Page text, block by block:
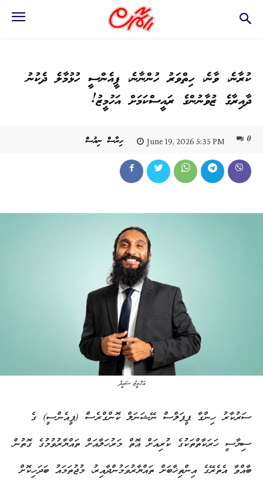
ކުރާނެ، ވާނެ، ހިތްވަރު ހުންނާނެ، ޕީއެންސީ ހުޅުމާލެ ދެކުނު
ދާއިރާގެ ޒުވާނުންގެ ރައީސްކަމަށް އަހުމީޒު!
ހިރާސް ނިއުސް June 19, 2026 5:35 PM 0
އަހްމީޒު ސައީދު
ސަރުކާރު ހިންގާ ޕީޕަލްސް ނޭޝަނަލް ކޮންގްރެސް (ޕީއެންސީ) ގެ
ސިޔާސީ ހަރަކާތްތަކުގެ ކުރިއަށް އޮތް މަރުހަލާއަށް ތައްޔާރުވުމުގެ ގޮތުން
ބާއްވާ އެތެރޭގެ އިންތިޚާބަށް ތައްޔާރުވަމުންދާއިރު، މުޖުތަމައު ބަދަހިކޮށް